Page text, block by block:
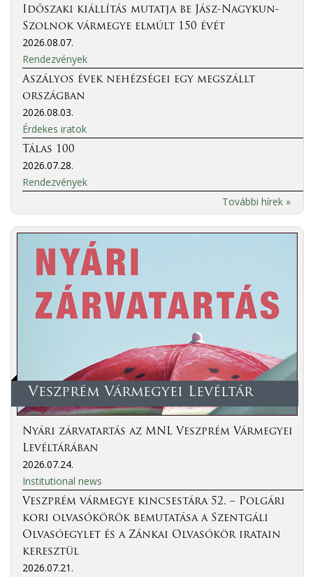
Időszaki kiállítás mutatja be Jász-Nagykun-
Szolnok vármegye elmúlt 150 évét
2026.08.07.
Rendezvények
Aszályos évek nehézségei egy megszállt
országban
2026.08.03.
Érdekes iratok
Tálas 100
2026.07.28.
Rendezvények
További hírek »
Veszprém Vármegyei Levéltár
Nyári zárvatartás az MNL Veszprém Vármegyei
Levéltárában
2026.07.24.
Institutional news
Veszprém vármegye kincsestára 52. – Polgári
kori olvasókörök bemutatása a Szentgáli
Olvasóegylet és a Zánkai Olvasókör iratain
keresztül
2026.07.21.